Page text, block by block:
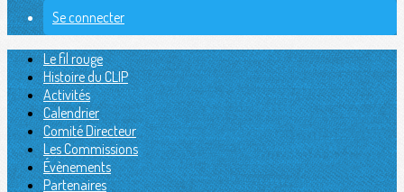
Se connecter
Le fil rouge
Histoire du CLIP
Activités
Calendrier
Comité Directeur
Les Commissions
Évènements
Partenaires